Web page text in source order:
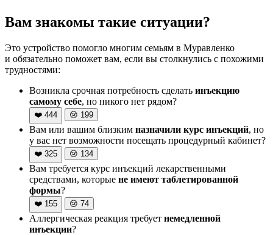
Вам знакомы такие ситуации?
Это устройство помогло многим семьям в Муравленко
и обязательно поможет вам, если вы столкнулись с похожими
трудностями:
Возникла срочная потребность сделать инъекцию
самому себе, но никого нет рядом?
❤️ 444 😢 199
Вам или вашим близким назначили курс инъекций, но
у вас нет возможности посещать процедурный кабинет?
❤️ 325 😢 134
Вам требуется курс инъекций лекарственными
средствами, которые не имеют таблетированной
формы?
❤️ 155 😢 74
Аллергическая реакция требует немедленной
инъекции?